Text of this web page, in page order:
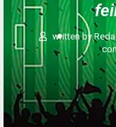
written by